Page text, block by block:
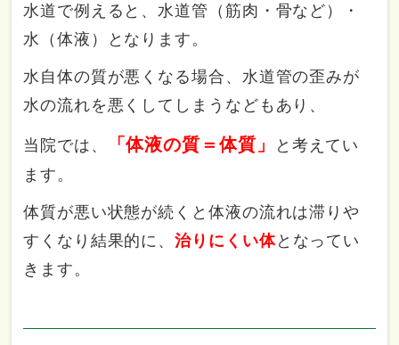
水道で例えると、水道管（筋肉・骨など）・
水（体液）となります。
水自体の質が悪くなる場合、水道管の歪みが
水の流れを悪くしてしまうなどもあり、
当院では、 「体液の質＝体質」
と考えてい
ます。
体質が悪い状態が続くと体液の流れは滞りや
すくなり結果的に、治りにくい体となってい
きます。